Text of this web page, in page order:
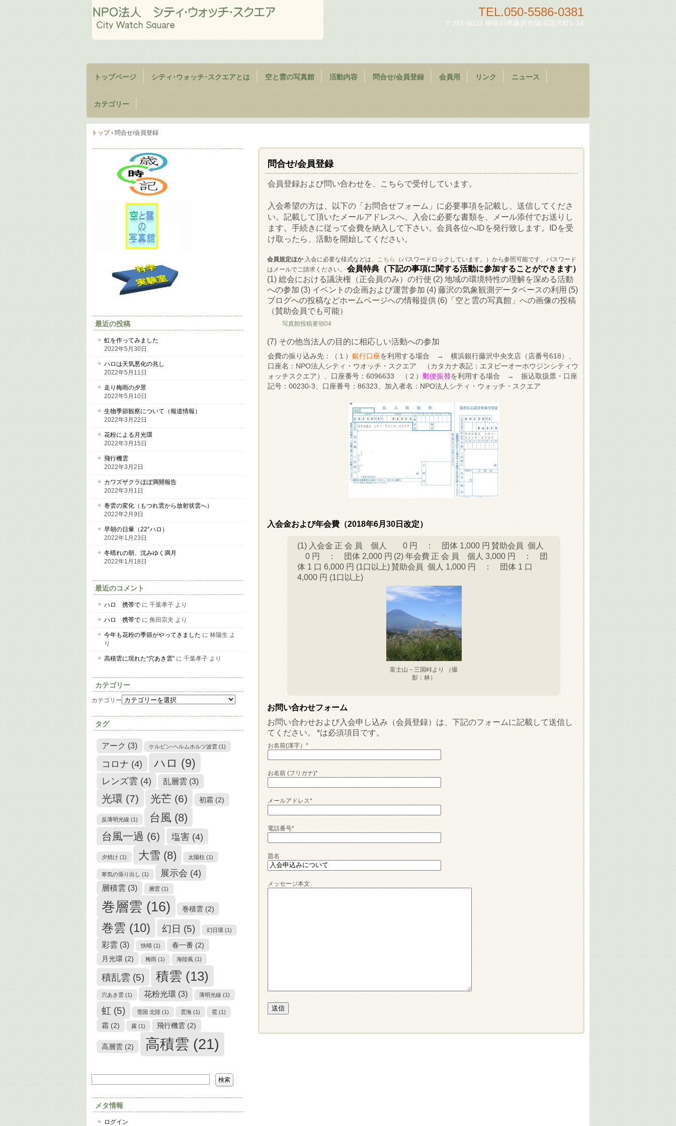
TEL.050-5586-0381
〒251-0023 神奈川県藤沢市鵠沼花沢町1-14
トップページ シティ･ウォッチ･スクエアとは 空と雲の写真館 活動内容 問合せ/会員登録 会員用 リンク ニュース
カテゴリー
トップ› 問合せ/会員登録
問合せ/会員登録
会員登録および問い合わせを、こちらで受付しています。
入会希望の方は、以下の「お問合せフォーム」に必要事項を記載し、送信してくださ
い。記載して頂いたメールアドレスへ、
入会に必要な書類を、
メール添付でお送りし
ます。手続きに従って会費を納入して下さい。会員各位へIDを発行致します。IDを受
け取ったら、活動を開始してください。
会員規定ほか入会に必要な様式などは、 こちら
（パスワードロックしています。）から参照可能です。パスワード
はメールでご請求ください。 会員特典（下記の事項に関する活動に参加することができます）
(1) 総会における議決権（正会員のみ）の行使 (2) 地域の環境特性の理解を深める活動
への参加 (3) イベントの企画および運営参加 (4) 藤沢の気象観測データベースの利用 (5)
ブログへの投稿などホームページへの情報提供 (6)「空と雲の写真館」への画像の投稿
（賛助会員でも可能）
写真館投稿要領04
(7) その他当法人の目的に相応しい活動への参加
会費の振り込み先：（１）銀行口座を利用する場合 → 横浜銀行藤沢中央支店（店番号618）、
口座名：NPO法人シティ・ウオッチ・スクエア （カタカナ表記：エヌピーオーホウジンシティウ
ォッチスクエア）、口座番号：6096633 （２）郵便振替を利用する場合 → 振込取扱票・口座
記号：00230-3、口座番号：86323、加入者名：NPO法人シティ・ウォッチ・スクエア
入会金および年会費（2018年6月30日改定）
(1) 入会金 正 会 員 個人 0 円 ： 団体 1,000 円 賛助会員 個人
0 円 ：
団体 2,000 円 (2) 年会費 正 会 員 個人 3,000 円 ：
団
体 1 口 6,000 円 (1口以上)賛助会員 個人 1,000 円 ：
団体 1 口
4,000 円 (1口以上)
富士山－三国峠より （撮
影：林）
お問い合わせフォーム
お問い合わせおよび入会申し込み（会員登録）は、下記のフォームに記載して送信し
てください。
*は必須項目です。
お名前(漢字）*
お名前 (フリガナ)*
メールアドレス*
電話番号*
題名
メッセージ本文
最近の投稿
虹を作ってみました
2022年5月30日
ハロは天気悪化の兆し
2022年5月11日
走り梅雨の夕景
2022年5月10日
生物季節観察について（報道情報）
2022年3月22日
花粉による月光環
2022年3月15日
飛行機雲
2022年3月2日
カワズザクラほぼ満開報告
2022年3月1日
巻雲の変化（もつれ雲から放射状雲へ）
2022年2月9日
早朝の日暈（22°ハロ）
2022年1月23日
冬晴れの朝、沈みゆく満月
2022年1月18日
最近のコメント
ハロ 携帯で に 千葉孝子 より
ハロ 携帯で に 角田宗夫 より
今年も花粉の季節がやってきました に 林陽生 よ
り
高積雲に現れた“穴あき雲” に 千葉孝子 より
カテゴリー
カテゴリー
タグ
アーク (3) ケルビン-ヘルムホルツ波雲 (1)
コロナ (4) ハロ (9)
レンズ雲 (4) 乱層雲 (3)
光環 (7) 光芒 (6) 初霜 (2)
反薄明光線 (1) 台風 (8)
台風一過 (6) 塩害 (4)
夕焼け (1) 大雪 (8) 太陽柱 (1)
寒気の張り出し (1) 展示会 (4)
層積雲 (3) 層雲 (1)
巻層雲 (16) 巻積雲 (2)
巻雲 (10) 幻日 (5) 幻日環 (1)
彩雲 (3) 快晴 (1) 春一番 (2)
月光環 (2) 梅雨 (1) 海陸風 (1)
積乱雲 (5) 積雲 (13)
穴あき雲 (1) 花粉光環 (3) 薄明光線 (1)
虹 (5) 雪国 北陸 (1) 雲海 (1) 雹 (1)
霜 (2) 霧 (1) 飛行機雲 (2)
高層雲 (2) 高積雲 (21)
メタ情報
ログイン